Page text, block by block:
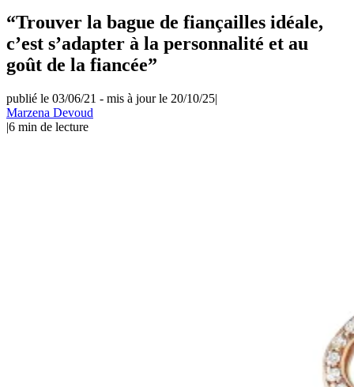
“Trouver la bague de fiançailles idéale,
c’est s’adapter à la personnalité et au
goût de la fiancée”
publié le 03/06/21 - mis à jour le 20/10/25|
Marzena Devoud
|6 min de lecture